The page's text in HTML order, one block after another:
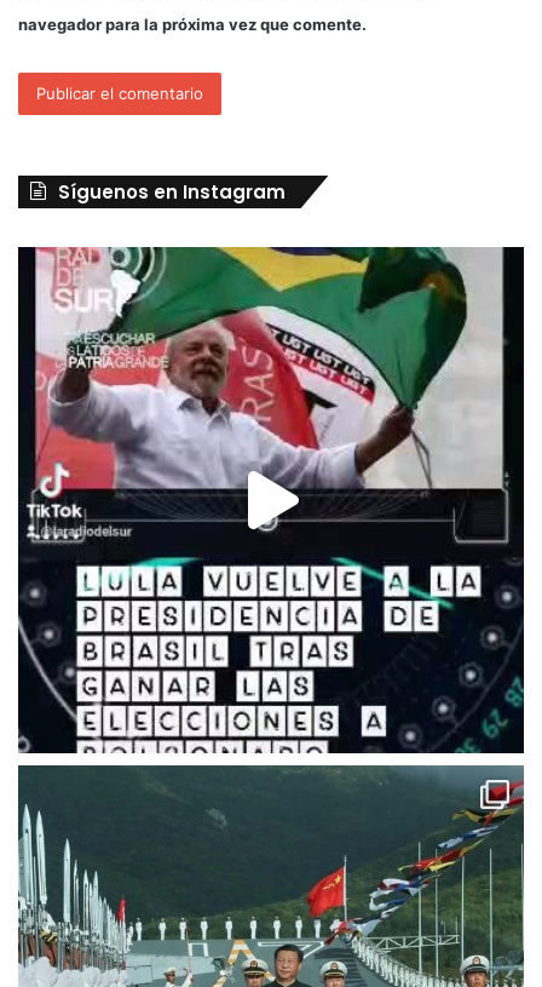
navegador para la próxima vez que comente.
Síguenos en Instagram